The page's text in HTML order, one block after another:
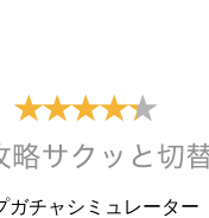
ガチャシミュレーター